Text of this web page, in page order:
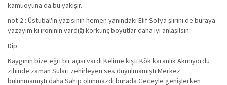
kamuoyuna da bu yakışır.
not-2 : Üstübal'ın yazısının hemen yanındaki Elif Sofya şiirini de buraya
yazayım ki ironinin vardığı korkunç boyutlar daha iyi anlaşılsın:
Dip
Kaygının bize eğri bir açısı vardı Kelime kıştı Kök karanlık Akmıyordu
zihinde zaman Suları zehirleyen ses duyulmamıştı Merkez
bulunmamıştı daha Sahip olunmazdı burada Geceyle genişlerken